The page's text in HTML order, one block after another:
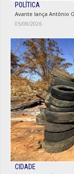
POLÍTICA
Avante lança Antônio
05/08/2026
CIDADE